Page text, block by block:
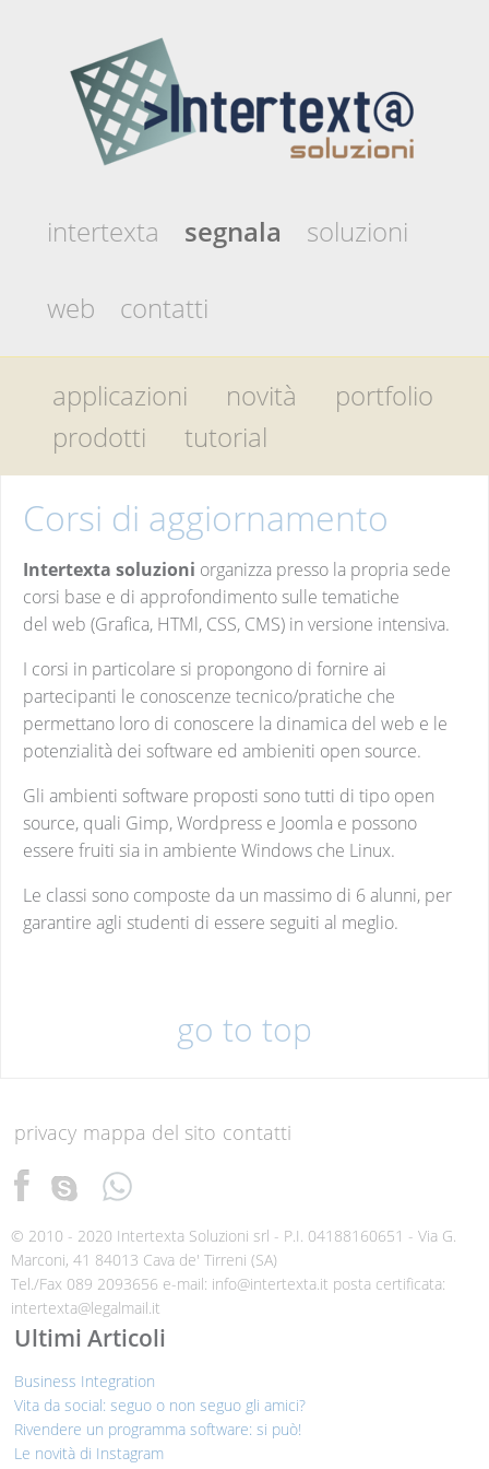
intertexta segnala soluzioni
web contatti
applicazioni novità
portfolio
prodotti
tutorial
Corsi di aggiornamento
Intertexta soluzioni organizza presso la propria sede
corsi base e di approfondimento sulle tematiche
del web (Grafica, HTMl, CSS, CMS) in versione intensiva.
I corsi in particolare si propongono di fornire ai
partecipanti le conoscenze tecnico/pratiche che
permettano loro di conoscere la dinamica del web e le
potenzialità dei software ed ambieniti open source.
Gli ambienti software proposti sono tutti di tipo open
source, quali Gimp, Wordpress e Joomla e possono
essere fruiti sia in ambiente Windows che Linux.
Le classi sono composte da un massimo di 6 alunni, per
garantire agli studenti di essere seguiti al meglio.
go to top
privacy mappa del sito contatti
© 2010 - 2020 Intertexta Soluzioni srl - P.I. 04188160651 - Via G.
Marconi, 41 84013 Cava de' Tirreni (SA)
Tel./Fax 089 2093656 e-mail: info@intertexta.it posta certificata:
intertexta@legalmail.it
Ultimi Articoli
Business Integration
Vita da social: seguo o non seguo gli amici?
Rivendere un programma software: si può!
Le novità di Instagram